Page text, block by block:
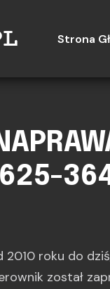
Strona
2010 roku do
został